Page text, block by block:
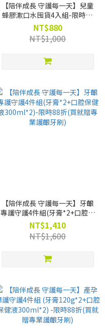
【陪伴成長 守護每一天】兒童
蜂膠漱口水囤貨4入組-限時88
折(買就贈漱口水葡萄口味
12ml*4)
NT$880
NT$1,000
【陪伴成長 守護每一天】牙齦
專護守護4件組(牙膏*2+口腔保
健液300ml*2)-限時88折(買就
贈專業護齦牙刷)
NT$1,410
NT$1,600